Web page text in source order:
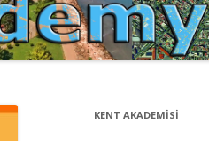
KENT AKADEMİSİ